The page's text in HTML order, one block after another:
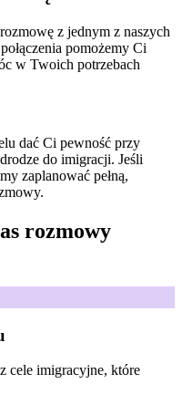
z jednym z naszych
pomożemy Ci
w Twoich potrzebach
dać Ci pewność przy
do imigracji. Jeśli
zaplanować pełną,
rozmowy
cele imigracyjne, które